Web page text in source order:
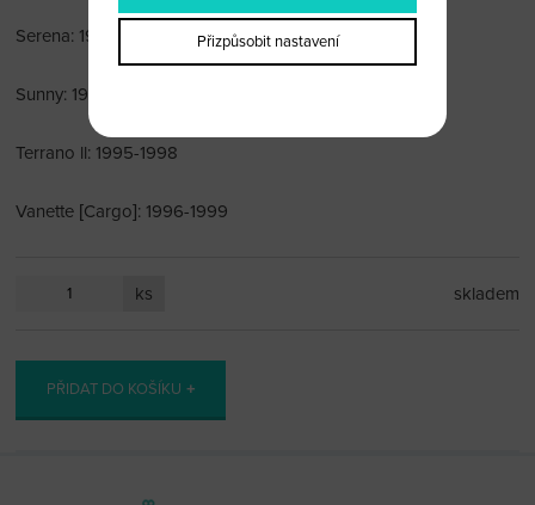
Serena: 1996-1999
Sunny: 1996-1998
Terrano ll: 1995-1998
Vanette [Cargo]: 1996-1999
ks skladem
PŘIDAT DO KOŠÍKU
Přizpůsobit nastavení